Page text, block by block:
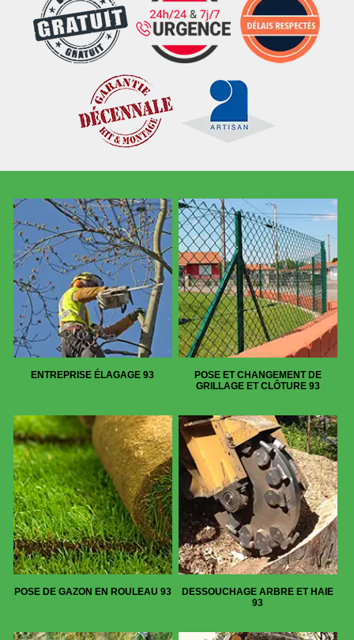
ENTREPRISE ÉLAGAGE 93
POSE ET CHANGEMENT DE
GRILLAGE ET CLÔTURE 93
POSE DE GAZON EN ROULEAU 93
DESSOUCHAGE ARBRE ET HAIE
93